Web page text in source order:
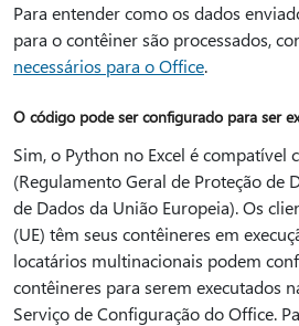
Para entender como os dados
para o contêiner são processados,
necessários para o Office.
O código pode ser configurado para ser
Sim, o Python no Excel é compatível
(Regulamento Geral de Proteção de
de Dados da União Europeia). Os
(UE) têm seus contêineres em
locatários multinacionais podem
contêineres para serem executados
Serviço de Configuração do Office.